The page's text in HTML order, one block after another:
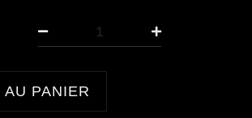
CHARDONNE
PANIER